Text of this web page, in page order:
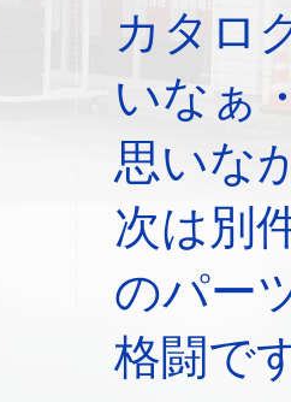
カタロ
いなぁ
思いな
次は別
のパー
格闘で